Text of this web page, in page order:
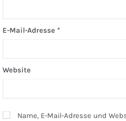
E-Mail-Adresse *
Website
Name, E-Mail-Adresse und